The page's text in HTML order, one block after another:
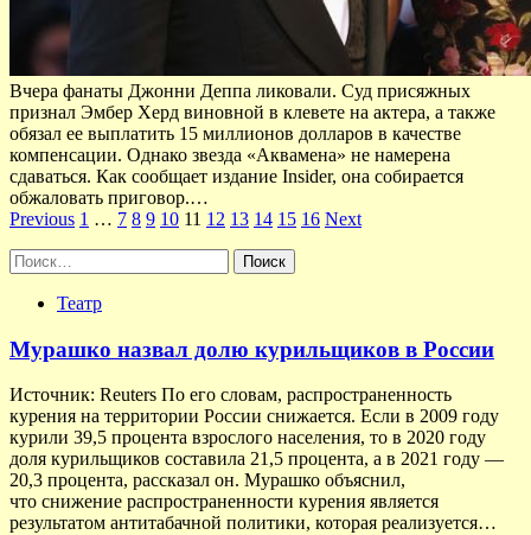
Вчера фанаты Джонни Деппа ликовали. Суд присяжных
признал Эмбер Херд виновной в клевете на актера, а также
обязал ее выплатить 15 миллионов долларов в качестве
компенсации. Однако звезда «Аквамена» не намерена
сдаваться. Как сообщает издание Insider, она собирается
обжаловать приговор.…
Пагинация
записей
Previous 1 … 7 8 9 10 11 12 13 14 15 16 Next
Найти:
Театр
Мурашко назвал долю курильщиков в России
Источник: Reuters По его словам, распространенность
курения на территории России снижается. Если в 2009 году
курили 39,5 процента взрослого населения, то в 2020 году
доля курильщиков составила 21,5 процента, а в 2021 году —
20,3 процента, рассказал он. Мурашко объяснил,
что снижение распространенности курения является
результатом антитабачной политики, которая реализуется…